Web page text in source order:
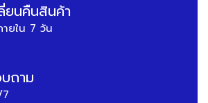
ยนคืนสินค้า
ายใน 7 วัน
ถาม